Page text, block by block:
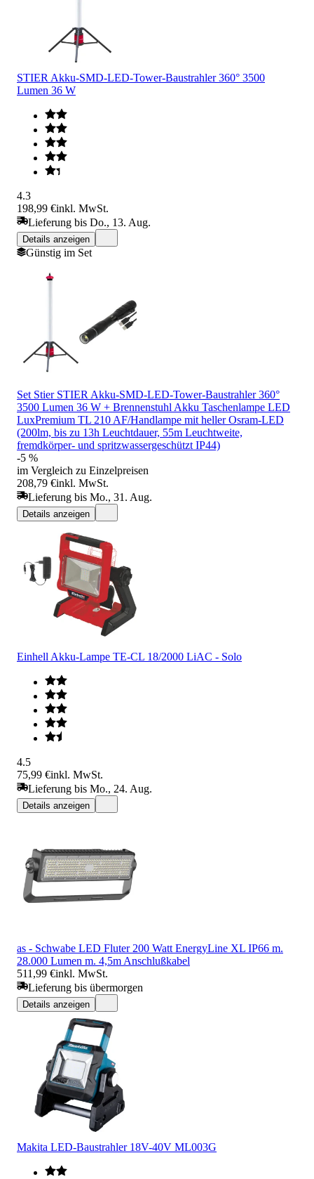
STIER Akku-SMD-LED-Tower-Baustrahler 360° 3500
Lumen 36 W
4.3
198,99 €inkl. MwSt.
Lieferung bis Do., 13. Aug.
Details anzeigen
Günstig im Set
Set Stier STIER Akku-SMD-LED-Tower-Baustrahler 360°
3500 Lumen 36 W + Brennenstuhl Akku Taschenlampe LED
LuxPremium TL 210 AF/Handlampe mit heller Osram-LED
(200lm, bis zu 13h Leuchtdauer, 55m Leuchtweite,
fremdkörper- und spritzwassergeschützt IP44)
-5 %
im Vergleich zu Einzelpreisen
208,79 €inkl. MwSt.
Lieferung bis Mo., 31. Aug.
Details anzeigen
Einhell Akku-Lampe TE-CL 18/2000 LiAC - Solo
4.5
75,99 €inkl. MwSt.
Lieferung bis Mo., 24. Aug.
Details anzeigen
as - Schwabe LED Fluter 200 Watt EnergyLine XL IP66 m.
28.000 Lumen m. 4,5m Anschlußkabel
511,99 €inkl. MwSt.
Lieferung bis übermorgen
Details anzeigen
Makita LED-Baustrahler 18V-40V ML003G